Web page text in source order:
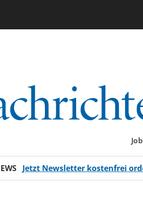
Jetzt Newsletter kostenfrei